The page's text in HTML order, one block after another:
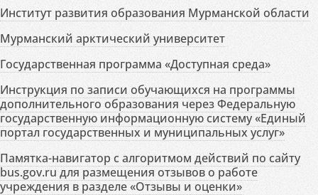
Институт развития образования Мурманской области
Мурманский арктический университет
Государственная программа «Доступная среда»
Инструкция по записи обучающихся на программы
дополнительного образования через Федеральную
государственную информационную систему «Единый
портал государственных и муниципальных услуг»
Памятка-навигатор с алгоритмом действий по сайту
bus.gov.ru для размещения отзывов о работе
учреждения в разделе «Отзывы и оценки»